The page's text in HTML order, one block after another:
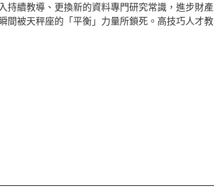
持續教導、更換新的資料專門研究常識，進步財
間被天秤座的「平衡」力量所鎖死。高技巧人才